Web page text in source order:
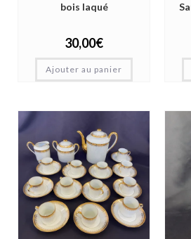
bois laqué
30,00€
Ajouter au panier